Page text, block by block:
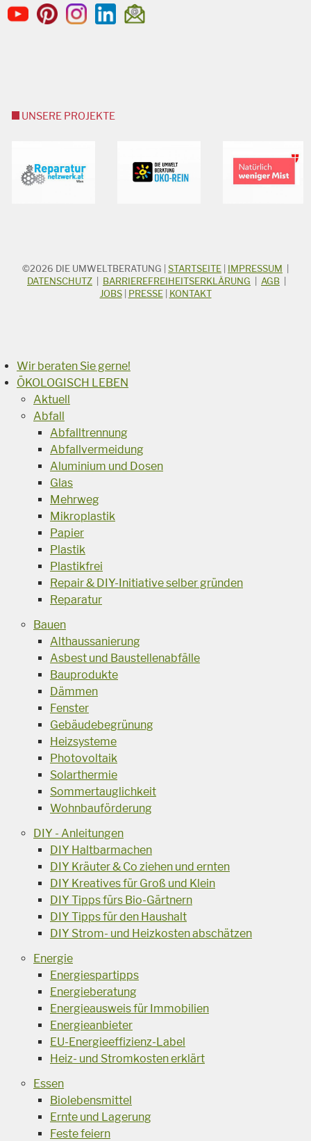
UNSERE PROJEKTE
STICHWORTSUCHE
Suchbegriff
©2026 DIE UMWELTBERATUNG STARTSEITE IMPRESSUM
DATENSCHUTZ
BARRIEREFREIHEITSERKLÄRUNG AGB
JOBS| PRESSE| KONTAKT
Wir beraten Sie gerne!
ÖKOLOGISCH LEBEN
Aktuell
Abfall
Abfalltrennung
Abfallvermeidung
Aluminium und Dosen
Glas
Mehrweg
Mikroplastik
Papier
Plastik
Plastikfrei
Repair & DIY-Initiative selber gründen
Reparatur
Bauen
Althaussanierung
Asbest und Baustellenabfälle
Bauprodukte
Dämmen
Fenster
Gebäudebegrünung
Heizsysteme
Photovoltaik
Solarthermie
Sommertauglichkeit
Wohnbauförderung
DIY - Anleitungen
DIY Haltbarmachen
DIY Kräuter & Co ziehen und ernten
DIY Kreatives für Groß und Klein
DIY Tipps fürs Bio-Gärtnern
DIY Tipps für den Haushalt
DIY Strom- und Heizkosten abschätzen
Energie
Energiespartipps
Energieberatung
Energieausweis für Immobilien
Energieanbieter
EU-Energieeffizienz-Label
Heiz- und Stromkosten erklärt
Essen
Biolebensmittel
Ernte und Lagerung
Feste feiern